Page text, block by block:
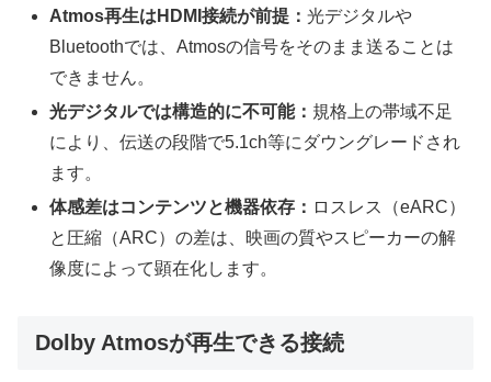
Atmos再生はHDMI接続が前提：光デジタルや
Bluetoothでは、Atmosの信号をそのまま送ることは
できません。
光デジタルでは構造的に不可能： 規格上の帯域不足
により、伝送の段階で5.1ch等にダウングレードされ
ます。
体感差はコンテンツと機器依存： ロスレス（eARC）
と圧縮（ARC）の差は、映画の質やスピーカーの解
像度によって顕在化します。
Dolby Atmosが再生できる接続